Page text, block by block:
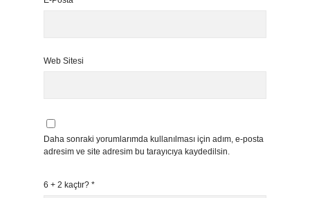
Web Sitesi
Daha sonraki yorumlarımda kullanılması için adım, e-posta
adresim ve site adresim bu tarayıcıya kaydedilsin.
6 + 2 kaçtır? *